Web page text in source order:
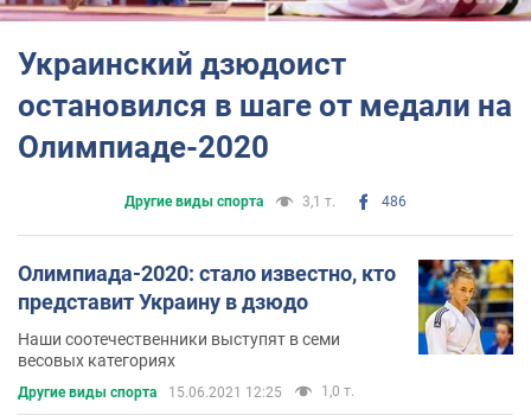
Украинский дзюдоист
остановился в шаге от медали на
Олимпиаде-2020
Другие виды спорта 3,1 т. 486
Олимпиада-2020: стало известно, кто
представит Украину в дзюдо
Наши соотечественники выступят в семи
весовых категориях
Другие виды спорта 15.06.2021 12:25 1,0 т.